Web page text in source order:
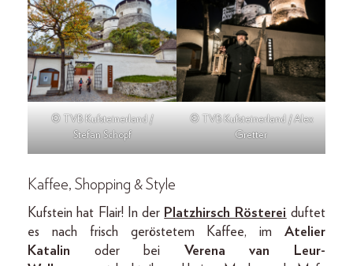
© TVB Kufsteinerland /
Stefan Schopf
© TVB Kufsteinerland / Alex
Gretter
Kaffee, Shopping & Style
Kufstein hat Flair! In der Platzhirsch Rösterei duftet
es nach frisch geröstetem Kaffee, im Atelier
Katalin oder bei Verena van Leur-